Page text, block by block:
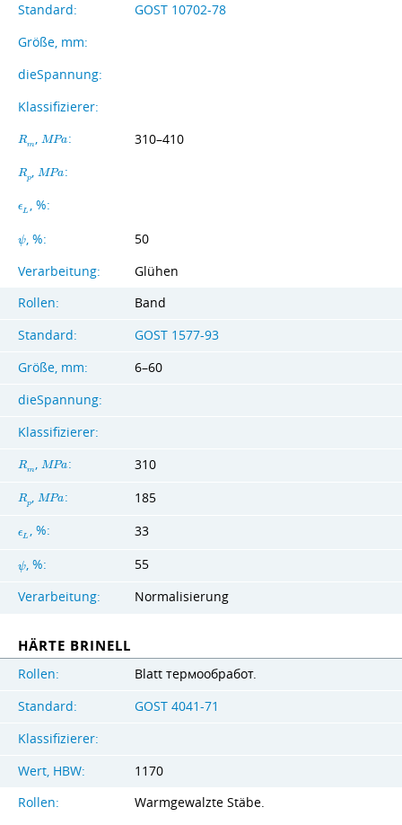
Standard:
GOST 10702-78
Größe, mm:
dieSpannung:
Klassifizierer:
Rm , MPa: 310–410
Rp,MPa:
ϵL , %:
ψ, %: 50
Verarbeitung:
Glühen
Rollen:
Band
Standard:
GOST 1577-93
Größe, mm:
6–60
dieSpannung:
Klassifizierer:
Rm , MPa: 310
Rp,MPa: 185
ϵL , %: 33
ψ, %: 55
Verarbeitung: Normalisierung
HÄRTE BRINELL
Rollen:
Blatt термообработ.
Standard:
GOST 4041-71
Klassifizierer:
Wert, HBW:
1170
Rollen:
Warmgewalzte Stäbe.